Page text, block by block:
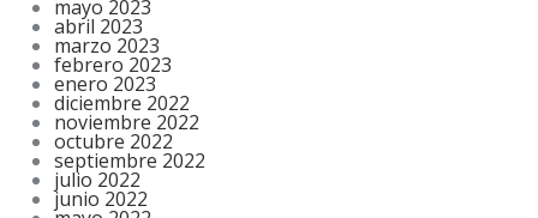
mayo 2023
abril 2023
marzo 2023
febrero 2023
enero 2023
diciembre 2022
noviembre 2022
octubre 2022
septiembre 2022
julio 2022
junio 2022